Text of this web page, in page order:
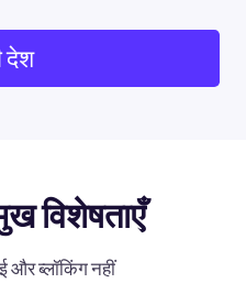
देश
विशेषताएँ
और ब्लॉकिंग नहीं